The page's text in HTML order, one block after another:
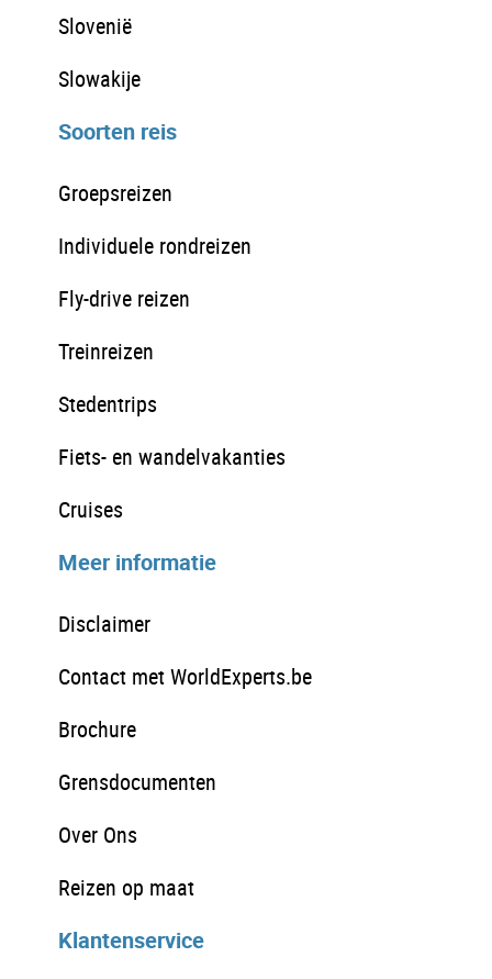
Slovenië
Slowakije
Soorten reis
Groepsreizen
Individuele rondreizen
Fly-drive reizen
Treinreizen
Stedentrips
Fiets- en wandelvakanties
Cruises
Meer informatie
Disclaimer
Contact met WorldExperts.be
Brochure
Grensdocumenten
Over Ons
Reizen op maat
Klantenservice